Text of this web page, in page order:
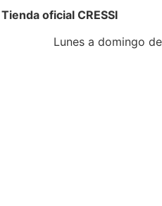
oficial CRESSI
de 9:00